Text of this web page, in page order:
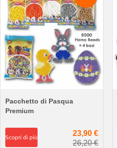
Pacchetto di Pasqua
Premium
Scopri di più
23,90 €
26,20 €